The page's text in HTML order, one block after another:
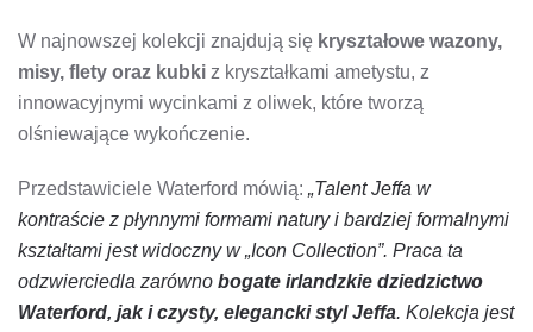
W najnowszej kolekcji znajdują się kryształowe wazony,
misy, flety oraz kubki z kryształkami ametystu, z
innowacyjnymi wycinkami z oliwek, które tworzą
olśniewające wykończenie.
Przedstawiciele Waterford mówią: „Talent Jeffa w
kontraście z płynnymi formami natury i bardziej formalnymi
kształtami jest widoczny w „Icon Collection”. Praca ta
odzwierciedla zarówno bogate irlandzkie dziedzictwo
Waterford, jak i czysty, elegancki styl Jeffa. Kolekcja jest